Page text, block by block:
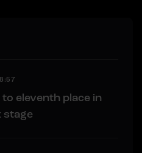
eleventh place in
stage